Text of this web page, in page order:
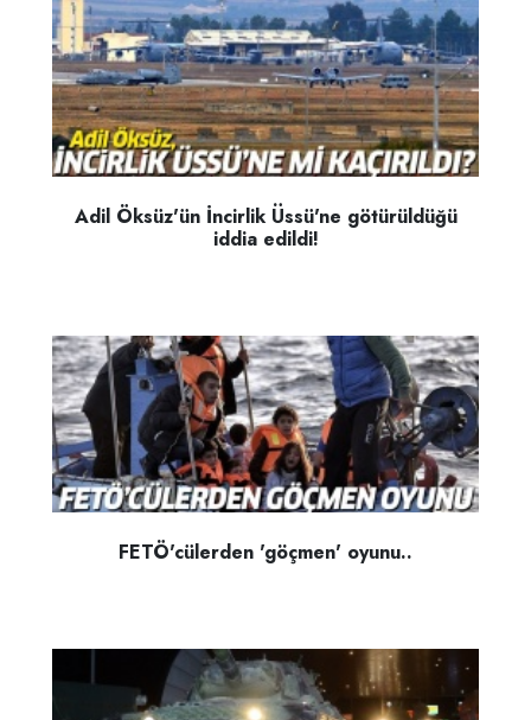
Adil Öksüz'ün İncirlik Üssü'ne götürüldüğü
iddia edildi!
FETÖ'cülerden 'göçmen' oyunu..